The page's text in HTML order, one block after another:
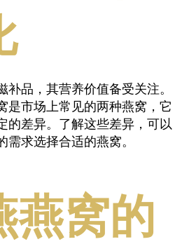
品，其营养价值备受关注。
是市场上常见的两种燕窝，它
的差异。了解这些差异，可以
求选择合适的燕窝。
燕窝的